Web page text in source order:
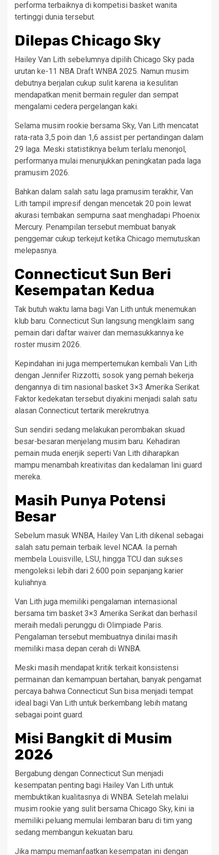
performa terbaiknya di kompetisi basket wanita
tertinggi dunia tersebut.
Dilepas Chicago Sky
Hailey Van Lith sebelumnya dipilih Chicago Sky pada
urutan ke-11 NBA Draft WNBA 2025. Namun musim
debutnya berjalan cukup sulit karena ia kesulitan
mendapatkan menit bermain reguler dan sempat
mengalami cedera pergelangan kaki.
Selama musim rookie bersama Sky, Van Lith mencatat
rata-rata 3,5 poin dan 1,6 assist per pertandingan dalam
29 laga. Meski statistiknya belum terlalu menonjol,
performanya mulai menunjukkan peningkatan pada laga
pramusim 2026.
Bahkan dalam salah satu laga pramusim terakhir, Van
Lith tampil impresif dengan mencetak 20 poin lewat
akurasi tembakan sempurna saat menghadapi Phoenix
Mercury. Penampilan tersebut membuat banyak
penggemar cukup terkejut ketika Chicago memutuskan
melepasnya.
Connecticut Sun Beri
Kesempatan Kedua
Tak butuh waktu lama bagi Van Lith untuk menemukan
klub baru. Connecticut Sun langsung mengklaim sang
pemain dari daftar waiver dan memasukkannya ke
roster musim 2026.
Kepindahan ini juga mempertemukan kembali Van Lith
dengan Jennifer Rizzotti, sosok yang pernah bekerja
dengannya di tim nasional basket 3×3 Amerika Serikat.
Faktor kedekatan tersebut diyakini menjadi salah satu
alasan Connecticut tertarik merekrutnya.
Sun sendiri sedang melakukan perombakan skuad
besar-besaran menjelang musim baru. Kehadiran
pemain muda enerjik seperti Van Lith diharapkan
mampu menambah kreativitas dan kedalaman lini guard
mereka.
Masih Punya Potensi
Besar
Sebelum masuk WNBA, Hailey Van Lith dikenal sebagai
salah satu pemain terbaik level NCAA. Ia pernah
membela Louisville, LSU, hingga TCU dan sukses
mengoleksi lebih dari 2.600 poin sepanjang karier
kuliahnya.
Van Lith juga memiliki pengalaman internasional
bersama tim basket 3×3 Amerika Serikat dan berhasil
meraih medali perunggu di Olimpiade Paris.
Pengalaman tersebut membuatnya dinilai masih
memiliki masa depan cerah di WNBA.
Meski masih mendapat kritik terkait konsistensi
permainan dan kemampuan bertahan, banyak pengamat
percaya bahwa Connecticut Sun bisa menjadi tempat
ideal bagi Van Lith untuk berkembang lebih matang
sebagai point guard.
Misi Bangkit di Musim
2026
Bergabung dengan Connecticut Sun menjadi
kesempatan penting bagi Hailey Van Lith untuk
membuktikan kualitasnya di WNBA. Setelah melalui
musim rookie yang sulit bersama Chicago Sky, kini ia
memiliki peluang memulai lembaran baru di tim yang
sedang membangun kekuatan baru.
Jika mampu memanfaatkan kesempatan ini dengan